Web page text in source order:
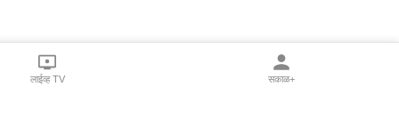
लाईव्ह TV सकाळ+